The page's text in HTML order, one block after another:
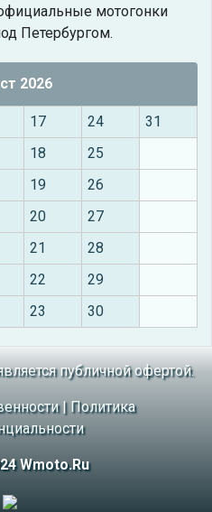
мотогонки
Петербургом.
2026
17 24
31
18
25
19
26
20
27
21
28
22
29
23 30
публичной офертой.
| Политика
Wmoto.Ru